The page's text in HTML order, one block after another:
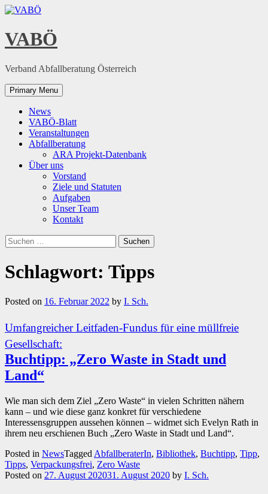
Skip
content
VABÖ
Verband Abfallberatung Österreich
Primary Menu
News
VABÖ-Blatt
Veranstaltungen
Abfallberatung
ARA Projekt-Datenbank
Über uns
Vorstand
Ziele und Statuten
Aufgaben
Unser Team
Kontakt
Suchen
nach:
Schlagwort: Tipps
Posted on 16. Februar 2022 by I. Sch.
Umfangreicher Leitfaden-Fundus für eine müllfreie
Gesellschaft:
Buchtipp: „Zero Waste in Stadt und
Land“
Wie man sich dem Ziel „Zero Waste“ in vielen Schritten nähern
kann – und wie diese ganz konkret für verschiedene
Interessensgruppen aussehen können – widmet sich Evelyn Rath in
ihrem neu erschienen Buch „Zero Waste in Stadt und Land“.
Posted in NewsTagged AbfallberaterIn, Bibliothek, Buchtipp, Tipp,
Tipps, Verpackungsfrei, Zero Waste
Posted on 27. August 202031. August 2020 by I. Sch.